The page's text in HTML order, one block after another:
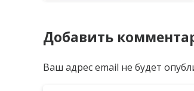
Добавить
Ваш адрес email не будет